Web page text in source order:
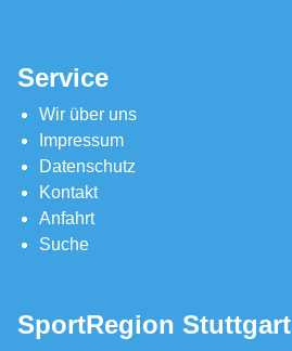
Service
Wir über uns
Impressum
Datenschutz
Kontakt
Anfahrt
Suche
SportRegion Stuttgart